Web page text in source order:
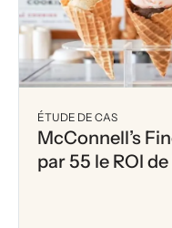
ÉTUDE DE CAS
McConnell’s
par 55 le ROI